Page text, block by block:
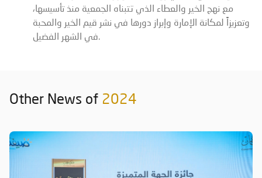
مع نهج الخير والعطاء الذي تتبناه الجمعية منذ تأسيسها،
وتعزيزاً لمكانة الإمارة وإبراز دورها في نشر قيم الخير والمحبة
في الشهر الفضيل.
Other News of 2024